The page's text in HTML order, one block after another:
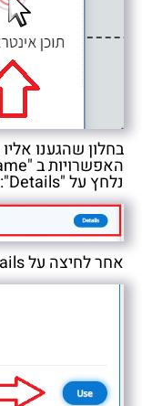
בחלון שהגענו
נלחץ על "Details":
אחר לחיצה על Details יש לבחור ב "Use" :